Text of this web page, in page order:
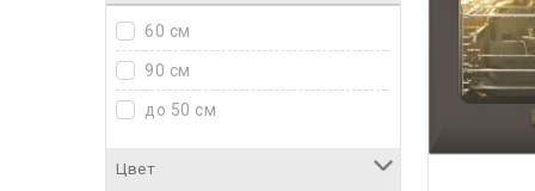
60 см
90 см
до 50 см
Цвет